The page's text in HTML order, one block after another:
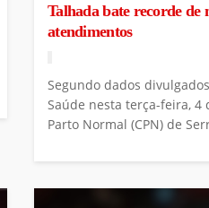
Talhada bate recorde de
atendimentos
Segundo dados
Saúde nesta terça-feira, 4
Parto Normal (CPN) de